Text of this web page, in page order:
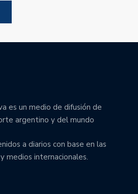
es un medio de difusión de
argentino y del mundo
a diarios con base en las
medios internacionales.